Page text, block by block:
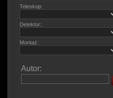
Teleskop:
Detektor:
Montaż:
Autor: